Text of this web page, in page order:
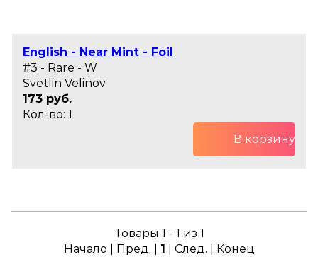
English - Near Mint - Foil
#3 - Rare - W
Svetlin Velinov
173 руб.
Кол-во: 1
В корзину
Товары 1 - 1 из 1
Начало | Пред. | 1 | След. | Конец